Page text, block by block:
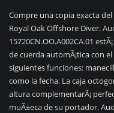
Compre una copia exacta
Royal Oak Offshore Diver.
15720CN.OO.A002CA.01
de cuerda automÃ¡tica con
siguientes funciones:
como la fecha. La caja
altura complementarÃ¡
muÃ±eca de su portador.